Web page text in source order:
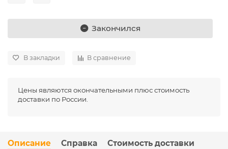
Закончился
В закладки В сравнение
Цены являются окончательными плюс стоимость
доставки по России.
Описание Справка Стоимость доставки